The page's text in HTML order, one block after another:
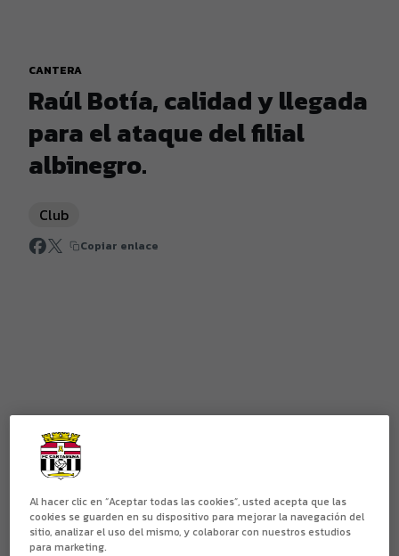
CANTERA
Raúl Botía, calidad y llegada
para el ataque del filial
albinegro.
Club
Copiar enlace
El FC Cartagena informa que en el día de hoy ha llegado
a un acuerdo con
Al hacer clic en “Aceptar todas las cookies”, usted acepta que las
cookies se guarden en su dispositivo para mejorar la navegación del
sitio, analizar el uso del mismo, y colaborar con nuestros estudios
para marketing.